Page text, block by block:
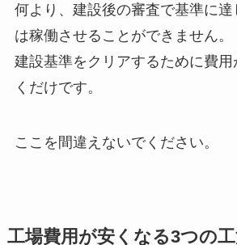
何より、建設後の審査で基準に
は稼働させることができません。
建設基準をクリアするために費
くだけです。
ここを間違えないでください。
工場費用が安くなる3つの